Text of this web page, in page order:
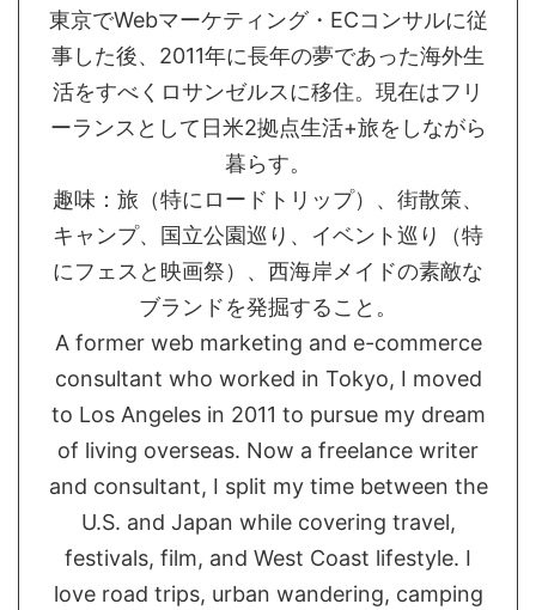
東京でWebマーケティング・ECコンサルに従
事した後、2011年に長年の夢であった海外生
活をすべくロサンゼルスに移住。現在はフリ
ーランスとして日米2拠点生活+旅をしながら
暮らす。
趣味：旅（特にロードトリップ）、街散策、
キャンプ、国立公園巡り、イベント巡り（特
にフェスと映画祭）、西海岸メイドの素敵な
ブランドを発掘すること。
A former web marketing and e-commerce
consultant who worked in Tokyo, I moved
to Los Angeles in 2011 to pursue my dream
of living overseas. Now a freelance writer
and consultant, I split my time between the
U.S. and Japan while covering travel,
festivals, film, and West Coast lifestyle. I
love road trips, urban wandering, camping